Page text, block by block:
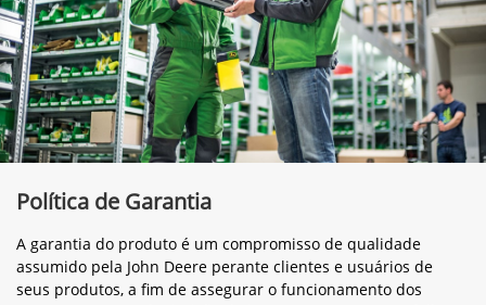
Política de Garantia
A garantia do produto é um compromisso de qualidade
assumido pela John Deere perante clientes e usuários de
seus produtos, a fim de assegurar o funcionamento dos